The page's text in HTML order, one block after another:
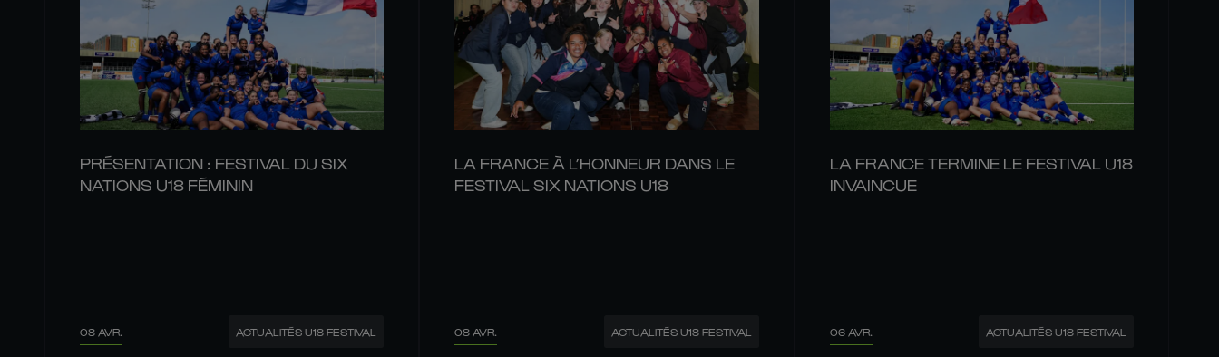
PRÉSENTATION : FESTIVAL DU SIX
NATIONS U18 FÉMININ
08 AVR. ACTUALITÉS U18 FESTIVAL
LA FRANCE À L’HONNEUR DANS LE
FESTIVAL SIX NATIONS U18
08 AVR. ACTUALITÉS U18 FESTIVAL
LA FRANCE TERMINE LE FESTIVAL U18
INVAINCUE
06 AVR. ACTUALITÉS U18 FESTIVAL